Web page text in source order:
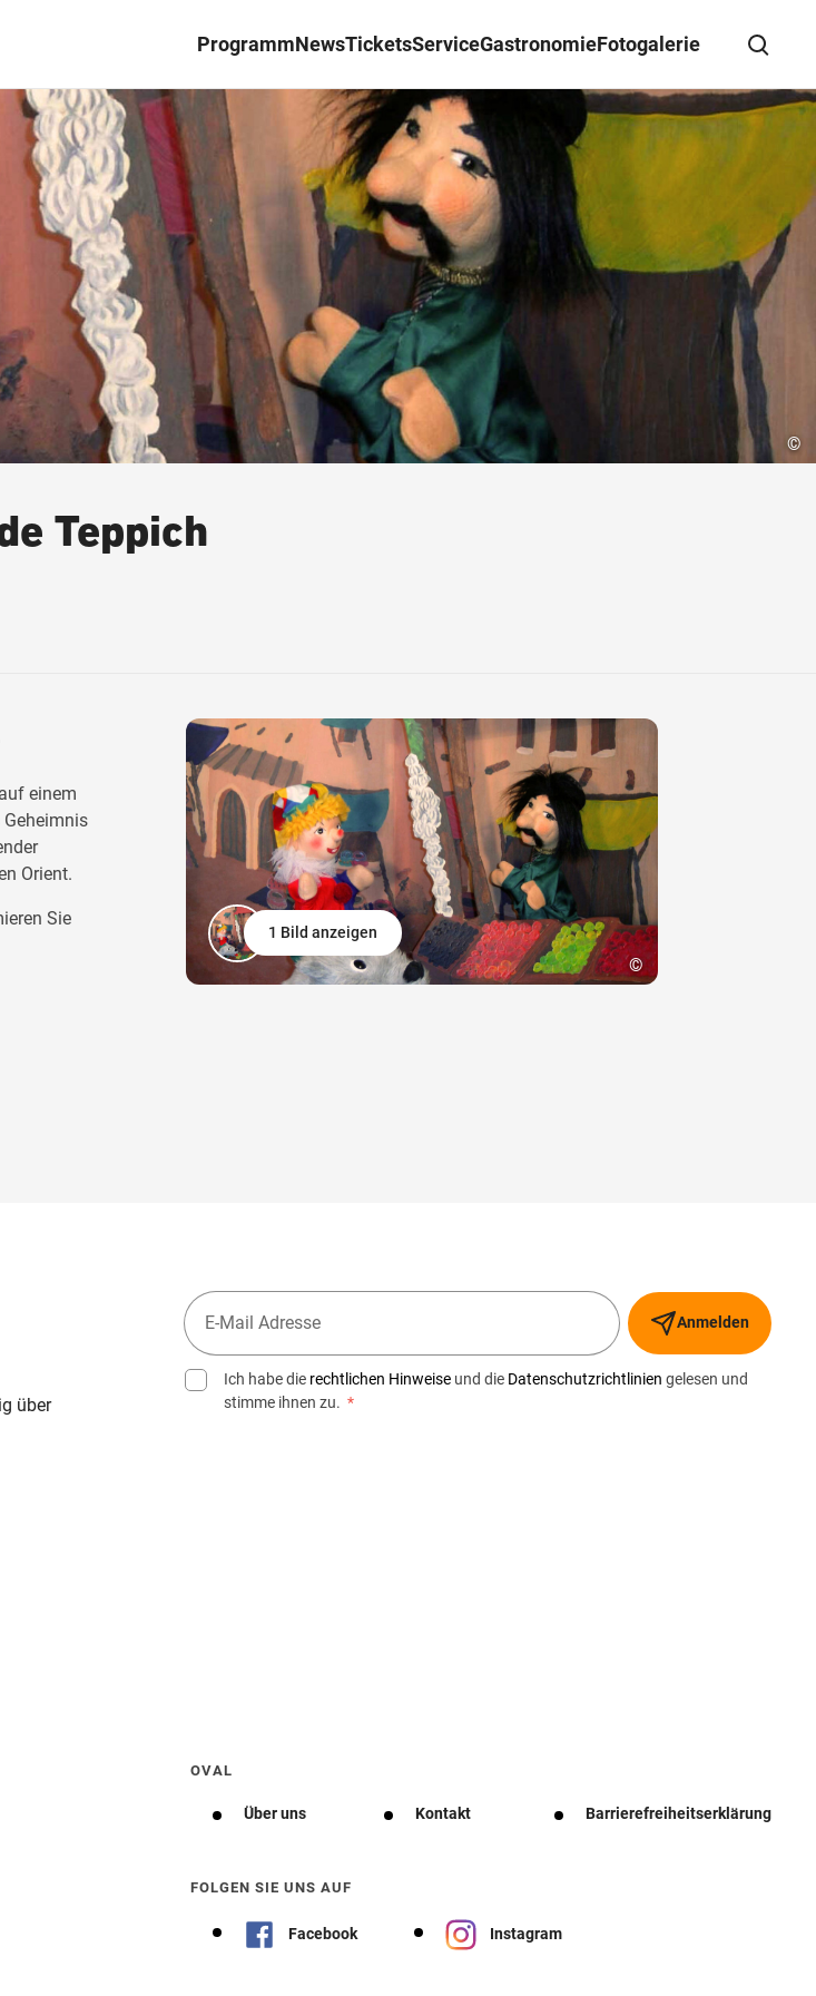
ProgrammNewsTicketsServiceGastronomieFotogalerie
Suche schließen
Wegbeschreibung erhalten
©
Teppich
einem
Orient.
Sie
©
1 Bild anzeigen
über
Anmelden
Ich habe die rechtlichen Hinweise und die Datenschutzrichtlinien gelesen und
stimme ihnen zu. *
OVAL
Über uns Kontakt Barrierefreiheitserklärung
FOLGEN SIE UNS AUF
Facebook Instagram